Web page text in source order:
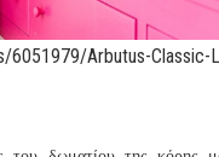
Arbutus-Classic-